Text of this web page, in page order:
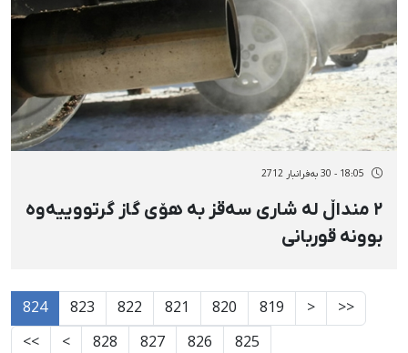
18:05 - 30 بەفرانبار 2712
٢ منداڵ لە شاری سەقز بە هۆی گاز گرتووییەوە
بوونە قوربانی
<<
<
819
820
821
822
823
824
825
826
827
828
>
>>